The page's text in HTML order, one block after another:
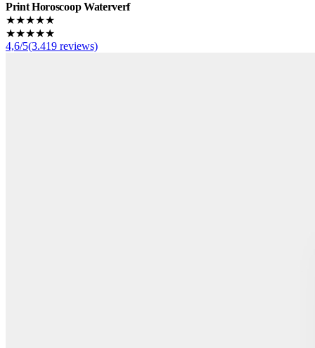
Print Horoscoop Waterverf
★★★★★
★★★★★
4,6/5(3.419 reviews)